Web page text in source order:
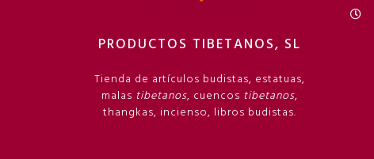
PRODUCTOS TIBETANOS, SL
Tienda de artículos budistas, estatuas,
malas tibetanos, cuencos tibetanos,
thangkas, incienso, libros budistas.